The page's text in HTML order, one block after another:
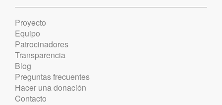
Proyecto
Equipo
Patrocinadores
Transparencia
Blog
Preguntas frecuentes
Hacer una donación
Contacto